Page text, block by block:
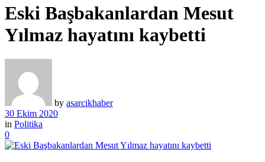
Eski Başbakanlardan Mesut
Yılmaz hayatını kaybetti
by asarcikhaber
30 Ekim 2020
in Politika
0